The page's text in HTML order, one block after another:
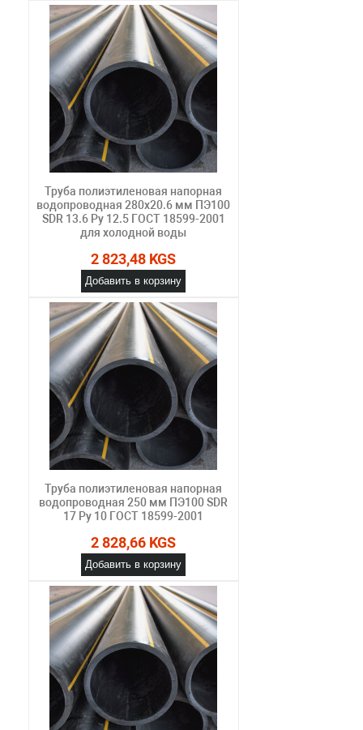
Труба полиэтиленовая напорная
водопроводная 280х20.6 мм ПЭ100
SDR 13.6 Ру 12.5 ГОСТ 18599-2001
для холодной воды
2 823,48 KGS
Добавить в корзину
Труба полиэтиленовая напорная
водопроводная 250 мм ПЭ100 SDR
17 Ру 10 ГОСТ 18599-2001
2 828,66 KGS
Добавить в корзину